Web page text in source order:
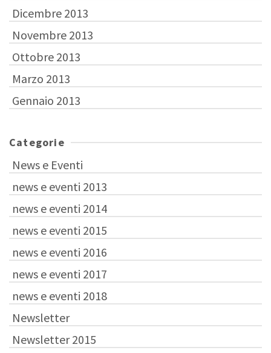
Dicembre 2013
Novembre 2013
Ottobre 2013
Marzo 2013
Gennaio 2013
Categorie
News e Eventi
news e eventi 2013
news e eventi 2014
news e eventi 2015
news e eventi 2016
news e eventi 2017
news e eventi 2018
Newsletter
Newsletter 2015